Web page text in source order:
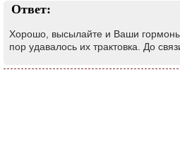
Ответ:
Хорошо, высылайте и Ваши
пор удавалось их трактовка. До